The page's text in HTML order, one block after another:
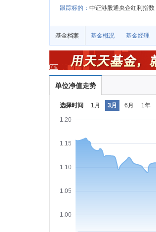
跟踪标的： 中证港股通央企红利指数 |
基金档案 基金概况 基金经理
单位净值走势
选择时间 1月 3月 6月 1年
1.00
1.05
1.10
1.15
1.20